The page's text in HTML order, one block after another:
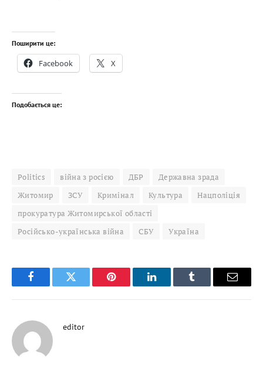
Поширити це:
Facebook X
Подобається це:
Politics війна з росією ДБР
Державна зрада
Житомир
ЗСУ Кримінал Культура
Нацполіція
прокуратура Житомирської області
Російсько-українська війна
СБУ Україна
FacebookTwitter Pinterest LinkedInTumblr Email
editor